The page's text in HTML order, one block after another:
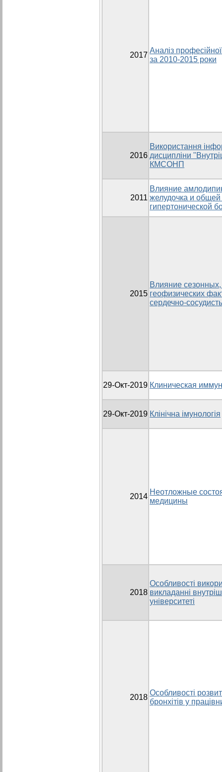
2017
Аналіз професійної
за 2010-2015 роки
2016
Використання
дисципліни
КМСОНП
2011
Влияние
желудочка и
гипертонической
2015
Влияние
геофизических
сердечно-
29-Окт-2019 Клиническая
29-Окт-2019 Клінічна імунологія
2014
Неотложные
медицины
2018
Особливості
викладанні
університеті
2018
Особливості
бронхітів у